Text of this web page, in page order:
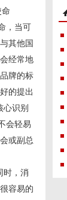
，当可
其他国
经常地
牌的标
的提出
心识别
会轻易
或副总
时，消
容易的